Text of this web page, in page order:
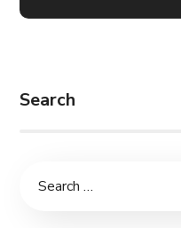
Search